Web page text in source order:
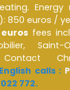
euros /
fees
Contact
English calls :
772.